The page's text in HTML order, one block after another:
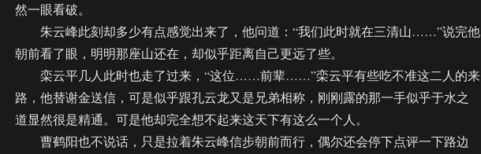
然一眼看破。
朱云峰此刻却多少有点感觉出来了，他问道：“我们此时就在三清山……”说完他
朝前看了眼，明明那座山还在，却似乎距离自己更远了些。
栾云平几人此时也走了过来，“这位……前辈……”栾云平有些吃不准这二人的来
路，他替谢金送信，可是似乎跟孔云龙又是兄弟相称，刚刚露的那一手似乎于水之
道显然很是精通。可是他却完全想不起来这天下有这么一个人。
曹鹤阳也不说话，只是拉着朱云峰信步朝前而行，偶尔还会停下点评一下路边